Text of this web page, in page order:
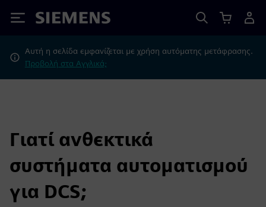
Siemens
Αυτή η σελίδα εμφανίζεται με χρήση αυτόματης μετάφρασης.
Προβολή στα Αγγλικά;
Γιατί ανθεκτικά
συστήματα αυτοματισμού
για DCS;